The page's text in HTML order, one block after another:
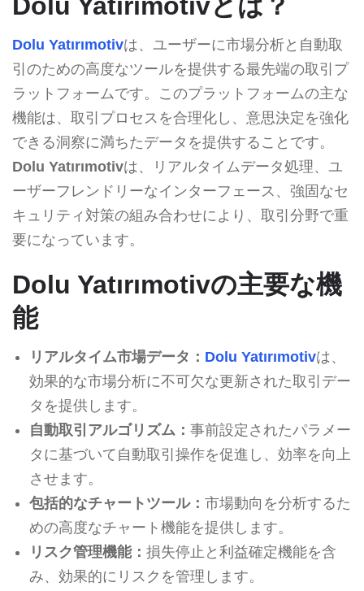
Dolu Yatırımotivは、ユーザーに市場分析と自動取
引のための高度なツールを提供する最先端の取引プ
ラットフォームです。このプラットフォームの主な
機能は、取引プロセスを合理化し、意思決定を強化
できる洞察に満ちたデータを提供することです。
Dolu Yatırımotivは、リアルタイムデータ処理、ユ
ーザーフレンドリーなインターフェース、強固なセ
キュリティ対策の組み合わせにより、取引分野で重
要になっています。
Dolu Yatırımotivの主要な機
能
リアルタイム市場データ： Dolu Yatırımotivは、
効果的な市場分析に不可欠な更新された取引デー
タを提供します。
自動取引アルゴリズム： 事前設定されたパラメー
タに基づいて自動取引操作を促進し、効率を向上
させます。
包括的なチャートツール： 市場動向を分析するた
めの高度なチャート機能を提供します。
リスク管理機能： 損失停止と利益確定機能を含
み、効果的にリスクを管理します。